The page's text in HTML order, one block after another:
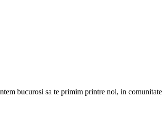
bucurosi sa te primim printre noi, in